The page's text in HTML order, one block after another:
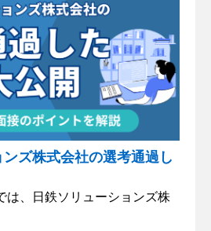
ンズ株式会社の選考通過し
は、日鉄ソリューションズ株